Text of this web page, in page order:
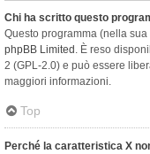
Chi ha scritto questo
Questo programma (nella
phpBB Limited . È reso
2 (GPL-2.0) e può essere
maggiori informazioni.
Top
Perché la caratteristica X